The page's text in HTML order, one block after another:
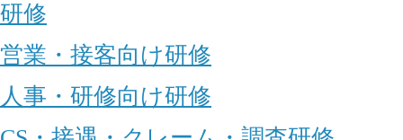
研修
営業・接客向け研修
人事・研修向け研修